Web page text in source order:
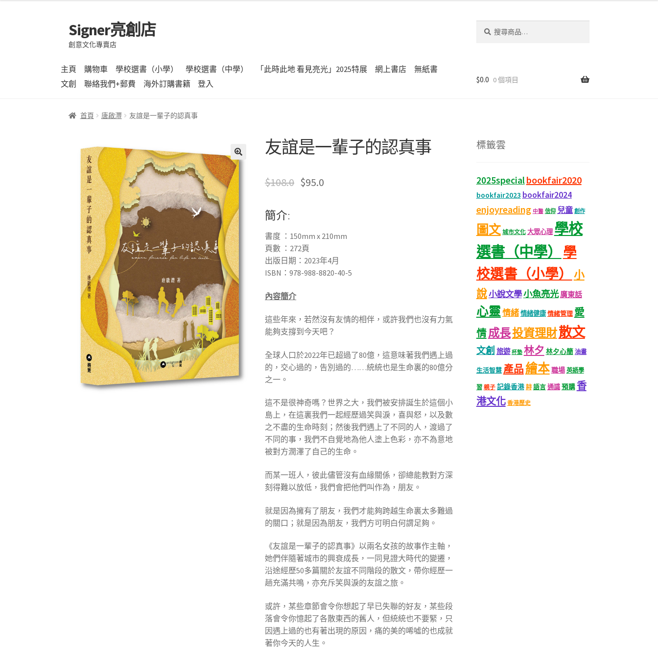
跳
至
導
列
跳
至
主
內
容
Signer亮創店
創意文化專賣店
主頁 購物車 學校選書（小學） 學校選書（中學） 「此時此地 看見亮光」2025特展 網上書店
無紙書
文創
聯絡我們+郵費 海外訂購書籍 登入 $0.0 0 個項目
首頁 唐啟灃 友誼是一輩子的認真事
🔍
友誼是一輩子的認真事
$108.0 $95.0
簡介:
書度 ：150mm x 210mm
頁數 ：272頁
出版日期：2023年4月
ISBN：978-988-8820-40-5
內容簡介
這些年來，若然沒有友情的相伴，或許我們也沒有力氣
能夠支撐到今天吧？
全球人口於2022年已超過了80億，這意味著我們遇上過
的，交心過的，告別過的……統統也是生命裏的80億分
之一。
這不是很神奇嗎？世界之大，我們被安排誕生於這個小
島上，在這裏我們一起經歷過笑與淚，喜與怒，以及數
之不盡的生命時刻；然後我們遇上了不同的人，渡過了
不同的事，我們不自覺地為他人塗上色彩，亦不為意地
被對方潤澤了自己的生命。
而某一班人，彼此儘管沒有血緣關係，卻總能教對方深
刻得難以放低，我們會把他們叫作為，朋友。
就是因為擁有了朋友，我們才能夠跨越生命裏太多難過
的關口；就是因為朋友，我們方可明白何謂足夠。
《友誼是一輩子的認真事》以兩名女孩的故事作主軸，
她們伴隨著城市的興衰成長，一同見證大時代的變遷，
沿途經歷50多篇關於友誼不同階段的散文，帶你經歷一
趟充滿共鳴，亦充斥笑與淚的友誼之旅。
或許，某些章節會令你想起了早已失聯的好友，某些段
落會令你憶起了各散東西的舊人，但統統也不要緊，只
因遇上過的也有著出現的原因，痛的美的唏噓的也成就
著你今天的人生。
標籤雲
2025specialbookfair2020
bookfair2023 bookfair2024
enjoyreading 中醫 信仰 兒童 創作
圖文 城市文化 大眾心理 學校
選書（中學）
學
校選書（小學）
小
說小說文學小魚亮光廣東話
心靈情緒情緒健康情緒管理 愛
情成長投資理財散文
文創 旅遊 杯墊 林夕 林夕心簡 油畫
生活智慧 產品繪本職場 英語學
習 親子 記錄香港 詩 語言通識預購香
港文化 香港歷史